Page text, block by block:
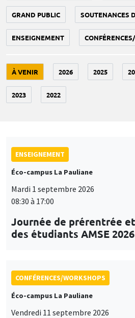
GRAND PUBLIC SOUTENANCES
ENSEIGNEMENT
À VENIR 2026 2025
2023 2022
ENSEIGNEMENT
Éco-campus La Pauliane
Mardi 1 septembre 2026
08:30 à 17:00
Journée de prérentrée
des étudiants AMSE 2026
CONFÉRENCES/WORKSHOPS
Éco-campus La Pauliane
Vendredi 11 septembre 2026